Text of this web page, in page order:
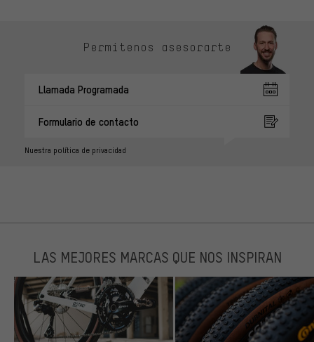
Permítenos asesorarte
Llamada Programada
Formulario de contacto
Nuestra política de privacidad
LAS MEJORES MARCAS QUE NOS INSPIRAN